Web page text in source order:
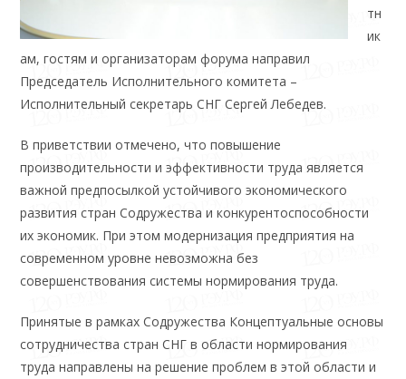
тн
ик
ам, гостям и организаторам форума направил
Председатель Исполнительного комитета –
Исполнительный секретарь СНГ Сергей Лебедев.
В приветствии отмечено, что повышение
производительности и эффективности труда является
важной предпосылкой устойчивого экономического
развития стран Содружества и конкурентоспособности
их экономик. При этом модернизация предприятия на
современном уровне невозможна без
совершенствования системы нормирования труда.
Принятые в рамках Содружества Концептуальные основы
сотрудничества стран СНГ в области нормирования
труда направлены на решение проблем в этой области и